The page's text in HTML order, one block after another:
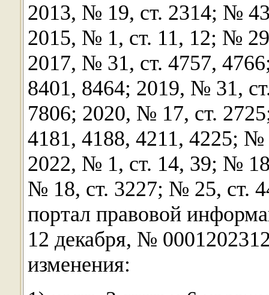
2013, № 19, ст. 2314; №
2015, № 1, ст. 11, 12; №
2017, № 31, ст. 4757,
8401, 8464; 2019, № 31,
7806; 2020, № 17, ст.
4181, 4188, 4211, 4225;
2022, № 1, ст. 14, 39; №
№ 18, ст. 3227; № 25, ст.
портал правовой
12 декабря, №
изменения: